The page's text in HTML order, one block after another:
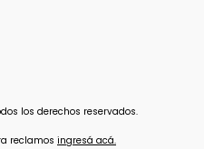
los derechos reservados.
reclamos ingresá acá.